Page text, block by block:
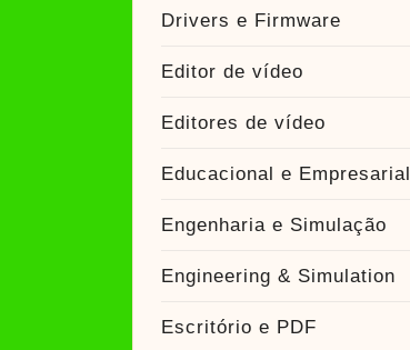
Drivers e Firmware
Editor de vídeo
Editores de vídeo
Educacional e Empresarial
Engenharia e Simulação
Engineering & Simulation
Escritório e PDF